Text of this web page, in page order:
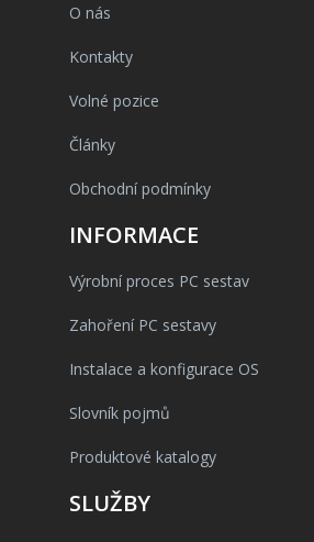
O nás
Kontakty
Volné pozice
Články
Obchodní podmínky
INFORMACE
Výrobní proces PC sestav
Zahoření PC sestavy
Instalace a konfigurace OS
Slovník pojmů
Produktové katalogy
SLUŽBY